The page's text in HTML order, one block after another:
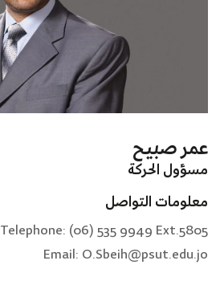
عمر صبيح
مسؤول الحركة
معلومات التواصل
Telephone: (06) 535 9949 Ext.5805
Email: O.Sbeih@psut.edu.jo